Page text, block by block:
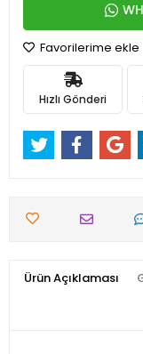
Favorilerime ekle
Hızlı Gönderi
Ürün Açıklaması